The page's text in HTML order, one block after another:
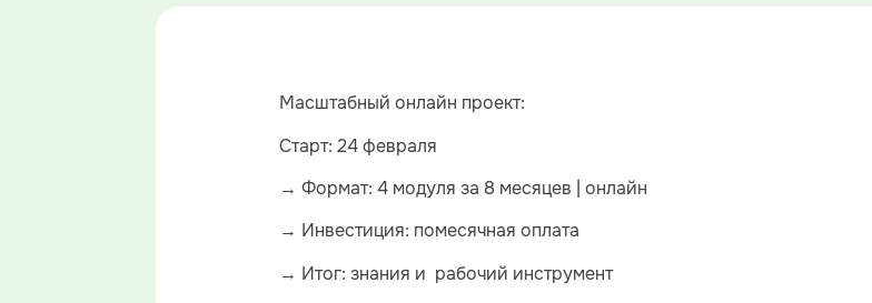
Масштабный онлайн проект:
Старт: 24 февраля
→ Формат: 4 модуля за 8 месяцев | онлайн
→ Инвестиция: помесячная оплата
→ Итог: знания и рабочий инструмент